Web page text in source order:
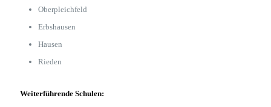
Oberpleichfeld
Erbshausen
Hausen
Rieden
Weiterführende Schulen: